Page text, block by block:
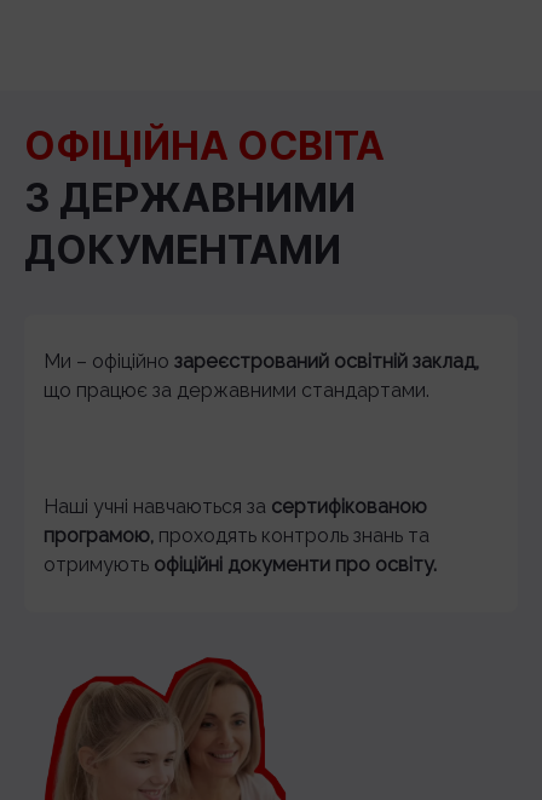
ОФІЦІЙНА ОСВІТА
З ДЕРЖАВНИМИ
ДОКУМЕНТАМИ
Ми – офіційно зареєстрований освітній заклад,
що працює за державними стандартами.
Наші учні навчаються за сертифікованою
програмою, проходять контроль знань та
отримують офіційні документи про освіту.